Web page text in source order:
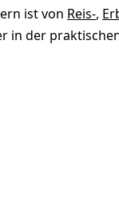
ist von Reis-,
in der